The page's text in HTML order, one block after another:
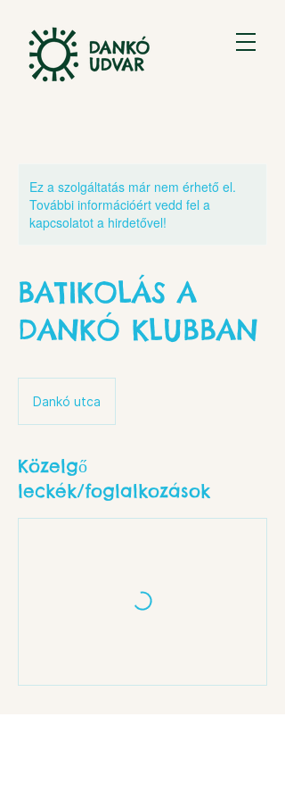
Ez a szolgáltatás már nem érhető el.
További információért vedd fel a
kapcsolatot a hirdetővel!
BATIKOLÁS A
DANKÓ KLUBBAN
Dankó utca
Közelgő
leckék/foglalkozások